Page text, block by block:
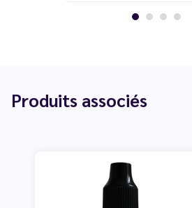
Produits associés